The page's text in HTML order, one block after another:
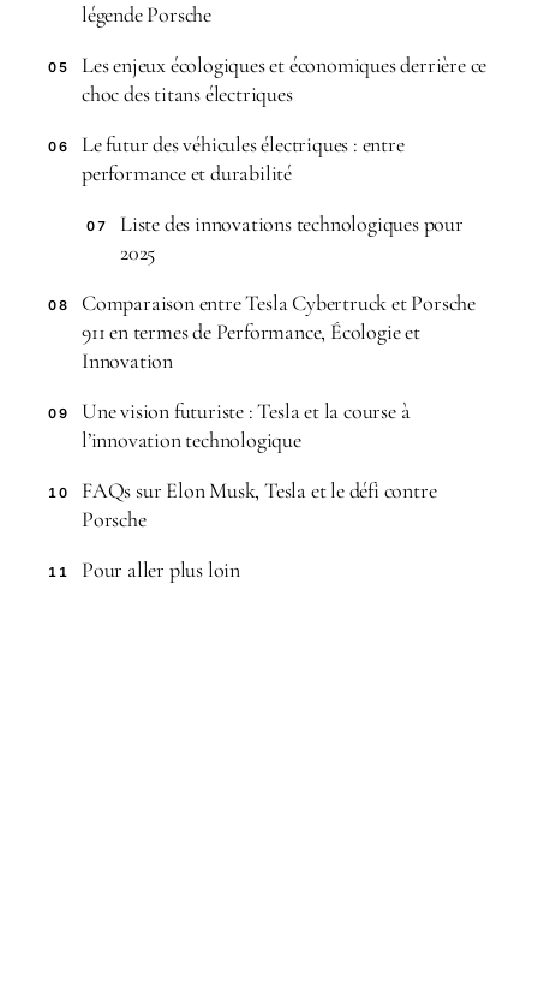
légende Porsche
05
Les enjeux écologiques et économiques derrière ce
choc des titans électriques
06
Le futur des véhicules électriques : entre
performance et durabilité
07
Liste des innovations technologiques pour
2025
08
Comparaison entre Tesla Cybertruck et Porsche
911 en termes de Performance, Écologie et
Innovation
09
Une vision futuriste : Tesla et la course à
l’innovation technologique
10
FAQs sur Elon Musk, Tesla et le défi contre
Porsche
11 Pour aller plus loin